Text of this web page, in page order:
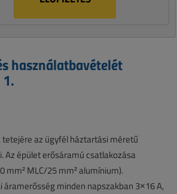
használatbavételét
az ügyfél háztartási méretű
Az épület erősáramú csatlakozása
mm² MLC/25 mm² alumínium).
áramerősség minden napszakban 3×16 A,